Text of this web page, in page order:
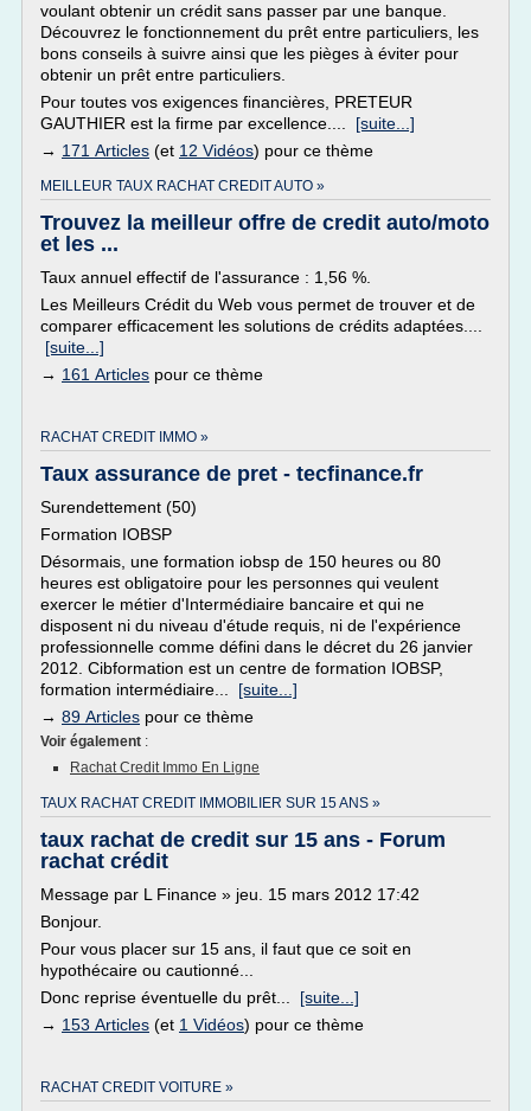
voulant obtenir un crédit sans passer par une banque.
Découvrez le fonctionnement du prêt entre particuliers, les
bons conseils à suivre ainsi que les pièges à éviter pour
obtenir un prêt entre particuliers.
Pour toutes vos exigences financières, PRETEUR
GAUTHIER est la firme par excellence.... [suite...]
→ 171 Articles (et 12 Vidéos) pour ce thème
MEILLEUR TAUX RACHAT CREDIT AUTO »
Trouvez la meilleur offre de credit auto/moto
et les ...
Taux annuel effectif de l'assurance : 1,56 %.
Les Meilleurs Crédit du Web vous permet de trouver et de
comparer efficacement les solutions de crédits adaptées....
[suite...]
→ 161 Articles pour ce thème
RACHAT CREDIT IMMO »
Taux assurance de pret - tecfinance.fr
Surendettement (50)
Formation IOBSP
Désormais, une formation iobsp de 150 heures ou 80
heures est obligatoire pour les personnes qui veulent
exercer le métier d'Intermédiaire bancaire et qui ne
disposent ni du niveau d'étude requis, ni de l'expérience
professionnelle comme défini dans le décret du 26 janvier
2012. Cibformation est un centre de formation IOBSP,
formation intermédiaire... [suite...]
→ 89 Articles pour ce thème
Voir également :
Rachat Credit Immo En Ligne
TAUX RACHAT CREDIT IMMOBILIER SUR 15 ANS »
taux rachat de credit sur 15 ans - Forum
rachat crédit
Message par L Finance » jeu. 15 mars 2012 17:42
Bonjour.
Pour vous placer sur 15 ans, il faut que ce soit en
hypothécaire ou cautionné...
Donc reprise éventuelle du prêt... [suite...]
→ 153 Articles (et 1 Vidéos) pour ce thème
RACHAT CREDIT VOITURE »